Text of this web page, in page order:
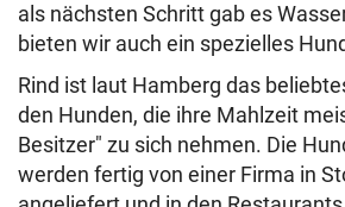
als nächsten Schritt gab es
bieten wir auch ein spezielles
Rind ist laut Hamberg das
den Hunden, die ihre Mahlzeit
Besitzer" zu sich nehmen. Die
werden fertig von einer Firma in